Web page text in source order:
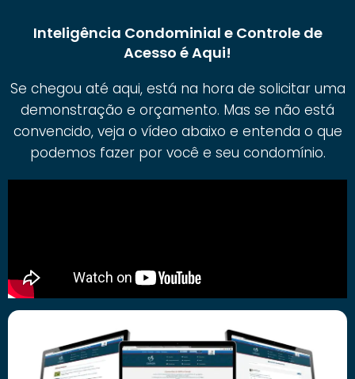
Inteligência Condominial e Controle de
Acesso é Aqui!
Se chegou até aqui, está na hora de solicitar uma
demonstração e orçamento. Mas se não está
convencido, veja o vídeo abaixo e entenda o que
podemos fazer por você e seu condomínio.